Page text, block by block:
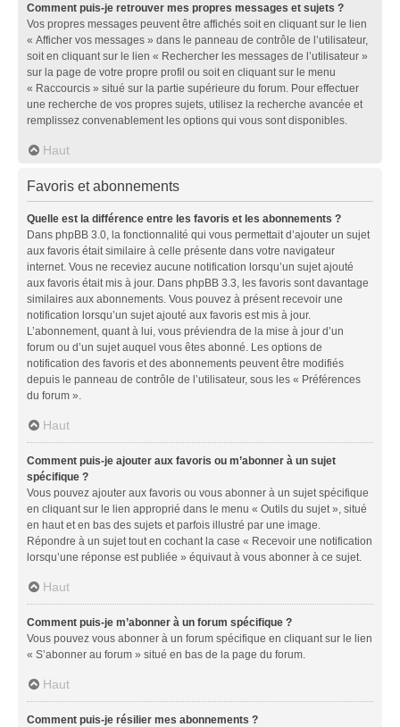
Comment puis-je retrouver mes propres messages et sujets ?
Vos propres messages peuvent être affichés soit en cliquant sur le lien
« Afficher vos messages » dans le panneau de contrôle de l’utilisateur,
soit en cliquant sur le lien « Rechercher les messages de l’utilisateur »
sur la page de votre propre profil ou soit en cliquant sur le menu
« Raccourcis » situé sur la partie supérieure du forum. Pour effectuer
une recherche de vos propres sujets, utilisez la recherche avancée et
remplissez convenablement les options qui vous sont disponibles.
Haut
Favoris et abonnements
Quelle est la différence entre les favoris et les abonnements ?
Dans phpBB 3.0, la fonctionnalité qui vous permettait d’ajouter un sujet
aux favoris était similaire à celle présente dans votre navigateur
internet. Vous ne receviez aucune notification lorsqu’un sujet ajouté
aux favoris était mis à jour. Dans phpBB 3.3, les favoris sont davantage
similaires aux abonnements. Vous pouvez à présent recevoir une
notification lorsqu’un sujet ajouté aux favoris est mis à jour.
L’abonnement, quant à lui, vous préviendra de la mise à jour d’un
forum ou d’un sujet auquel vous êtes abonné. Les options de
notification des favoris et des abonnements peuvent être modifiés
depuis le panneau de contrôle de l’utilisateur, sous les « Préférences
du forum ».
Haut
Comment puis-je ajouter aux favoris ou m’abonner à un sujet
spécifique ?
Vous pouvez ajouter aux favoris ou vous abonner à un sujet spécifique
en cliquant sur le lien approprié dans le menu « Outils du sujet », situé
en haut et en bas des sujets et parfois illustré par une image.
Répondre à un sujet tout en cochant la case « Recevoir une notification
lorsqu’une réponse est publiée » équivaut à vous abonner à ce sujet.
Haut
Comment puis-je m’abonner à un forum spécifique ?
Vous pouvez vous abonner à un forum spécifique en cliquant sur le lien
« S’abonner au forum » situé en bas de la page du forum.
Haut
Comment puis-je résilier mes abonnements ?